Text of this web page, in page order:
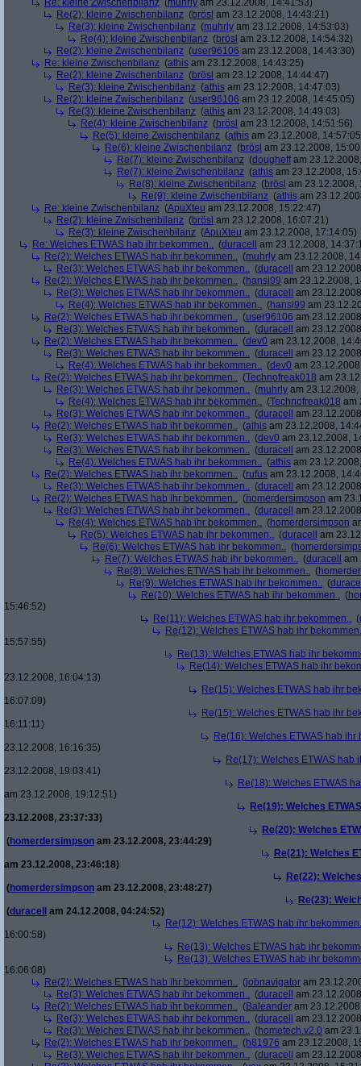
Re: kleine Zwischenbilanz (muhrly am 23.12.2008, 14:41:53)
Re(2): kleine Zwischenbilanz (brösl am 23.12.2008, 14:43:21)
Re(3): kleine Zwischenbilanz (muhrly am 23.12.2008, 14:53:03)
Re(4): kleine Zwischenbilanz (brösl am 23.12.2008, 14:54:32)
Re(2): kleine Zwischenbilanz (user96106 am 23.12.2008, 14:43:30)
Re: kleine Zwischenbilanz (athis am 23.12.2008, 14:43:25)
Re(2): kleine Zwischenbilanz (brösl am 23.12.2008, 14:44:47)
Re(3): kleine Zwischenbilanz (athis am 23.12.2008, 14:47:03)
Re(2): kleine Zwischenbilanz (user96106 am 23.12.2008, 14:45:05)
Re(3): kleine Zwischenbilanz (athis am 23.12.2008, 14:49:03)
Re(4): kleine Zwischenbilanz (brösl am 23.12.2008, 14:51:56)
Re(5): kleine Zwischenbilanz (athis am 23.12.2008,
Re(6): kleine Zwischenbilanz (brösl am 23.12.2008,
Re(7): kleine Zwischenbilanz (dougheffam
Re(7): kleine Zwischenbilanz (athis am 23.12.2008,
Re(8): kleine Zwischenbilanz (brösl am 23.12.2008,
Re(9): kleine Zwischenbilanz (athis am
Re: kleine Zwischenbilanz (ApuXteu am 23.12.2008, 15:22:47)
Re(2): kleine Zwischenbilanz (brösl am 23.12.2008, 16:07:21)
Re(3): kleine Zwischenbilanz (ApuXteu am 23.12.2008, 17:14:05)
Re: Welches ETWAS hab ihr bekommen.. (duracell
am 23.12.2008,
Re(2): Welches ETWAS hab ihr bekommen.. (muhrly am 23.12.2008,
Re(3): Welches ETWAS hab ihr bekommen.. (duracell
am
Re(2): Welches ETWAS hab ihr bekommen.. (hansi99 am 23.12.2008,
Re(3): Welches ETWAS hab ihr bekommen.. (duracell
am
Re(4): Welches ETWAS hab ihr bekommen.. (hansi99 am
Re(2): Welches ETWAS hab ihr bekommen.. (user96106 am
Re(3): Welches ETWAS hab ihr bekommen.. (duracell
am
Re(2): Welches ETWAS hab ihr bekommen.. (dev0 am 23.12.2008,
Re(3): Welches ETWAS hab ihr bekommen.. (duracell
am
Re(4): Welches ETWAS hab ihr bekommen.. (dev0 am
Re(2): Welches ETWAS hab ihr bekommen.. (Technofreak018 am
Re(3): Welches ETWAS hab ihr bekommen.. (muhrly am
Re(4): Welches ETWAS hab ihr bekommen.. (Technofreak018 am
Re(3): Welches ETWAS hab ihr bekommen.. (duracell
am
Re(2): Welches ETWAS hab ihr bekommen.. (athis am 23.12.2008,
Re(3): Welches ETWAS hab ihr bekommen.. (dev0 am 23.12.2008,
Re(3): Welches ETWAS hab ihr bekommen.. (duracell
am
Re(4): Welches ETWAS hab ihr bekommen.. (athis am
Re(2): Welches ETWAS hab ihr bekommen.. (rufus am 23.12.2008,
Re(3): Welches ETWAS hab ihr bekommen.. (duracell
am
Re(2): Welches ETWAS hab ihr bekommen.. (homerdersimpson am
Re(3): Welches ETWAS hab ihr bekommen.. (duracell
am
Re(4): Welches ETWAS hab ihr bekommen.. (homerdersimpson
Re(5): Welches ETWAS hab ihr bekommen.. (duracell
am
Re(6): Welches ETWAS hab ihr bekommen.. (
Re(7): Welches ETWAS hab ihr bekommen.. (duracell
am
Re(8): Welches ETWAS hab ihr bekommen.. (
Re(9): Welches ETWAS hab ihr bekommen.. (
Re(10): Welches ETWAS hab ihr bekommen.. (
15:46:52)
Re(11): Welches ETWAS hab ihr bekommen.. (
Re(12): Welches ETWAS hab ihr
15:57:55)
Re(13): Welches ETWAS hab ihr
Re(14): Welches ETWAS hab ihr
23.12.2008, 16:04:13)
Re(15): Welches ETWAS hab ihr
16:07:09)
Re(15): Welches ETWAS hab ihr
16:11:11)
Re(16): Welches ETWAS hab ihr
23.12.2008, 16:16:35)
Re(17): Welches ETWAS hab
23.12.2008, 19:03:41)
Re(18): Welches ETWAS
am 23.12.2008, 19:12:51)
Re(19): Welches
23.12.2008, 23:37:33)
Re(20): Welches
(homerdersimpson am 23.12.2008, 23:44:29)
Re(21): Welches
am 23.12.2008, 23:46:18)
Re(22):
(homerdersimpson am 23.12.2008, 23:48:27)
Re(23):
(duracell
am 24.12.2008, 04:24:52)
Re(12): Welches ETWAS hab ihr
16:00:58)
Re(13): Welches ETWAS hab ihr
Re(13): Welches ETWAS hab ihr
16:06:08)
Re(2): Welches ETWAS hab ihr bekommen.. (jobnavigator am
Re(3): Welches ETWAS hab ihr bekommen.. (duracell
am
Re(2): Welches ETWAS hab ihr bekommen.. (Baleander am
Re(3): Welches ETWAS hab ihr bekommen.. (duracell
am
Re(3): Welches ETWAS hab ihr bekommen.. (hometech.v2.0 am
Re(2): Welches ETWAS hab ihr bekommen.. (h81976 am 23.12.2008,
Re(3): Welches ETWAS hab ihr bekommen.. (duracell
am